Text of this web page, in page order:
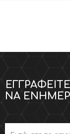
ΝΑ